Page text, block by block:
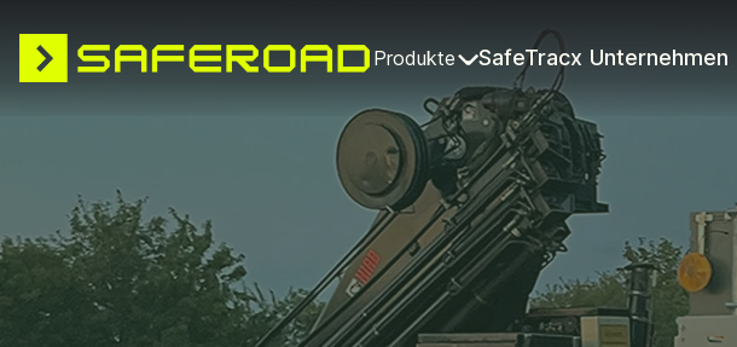
Produkte SafeTracx Unternehmen